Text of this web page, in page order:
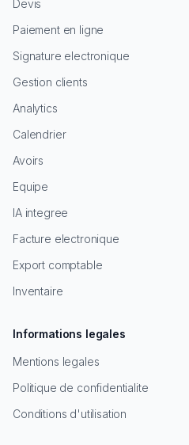
Devis
Paiement en ligne
Signature electronique
Gestion clients
Analytics
Calendrier
Avoirs
Equipe
IA integree
Facture electronique
Export comptable
Inventaire
Informations legales
Mentions legales
Politique de confidentialite
Conditions d'utilisation